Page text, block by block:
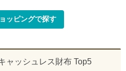
ッピングで探す
ャッシュレス財布 Top5